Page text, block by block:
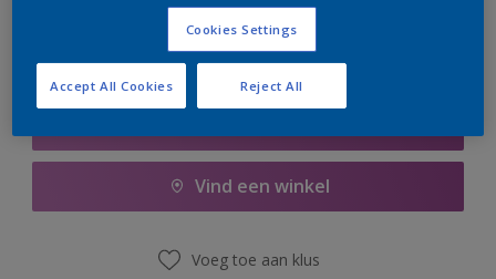
Vind een winkel
Voeg toe aan klus
Cookies Settings
Reject All
Accept All Cookies